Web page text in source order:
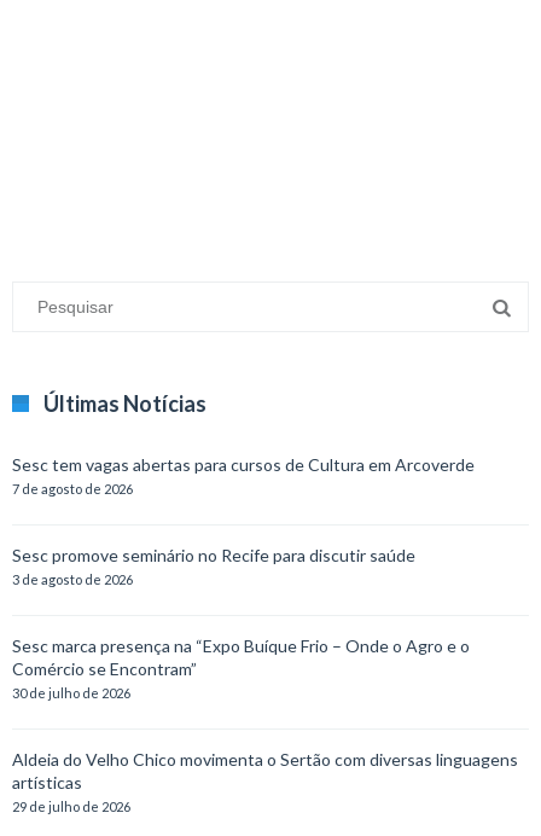
Últimas Notícias
Sesc tem vagas abertas para cursos de Cultura em Arcoverde
7 de agosto de 2026
Sesc promove seminário no Recife para discutir saúde
3 de agosto de 2026
Sesc marca presença na “Expo Buíque Frio – Onde o Agro e o
Comércio se Encontram”
30 de julho de 2026
Aldeia do Velho Chico movimenta o Sertão com diversas linguagens
artísticas
29 de julho de 2026